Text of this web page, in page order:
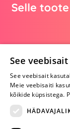
Selle
See
See veebisait
Meie veebisaiti
kõikide küpsistega.